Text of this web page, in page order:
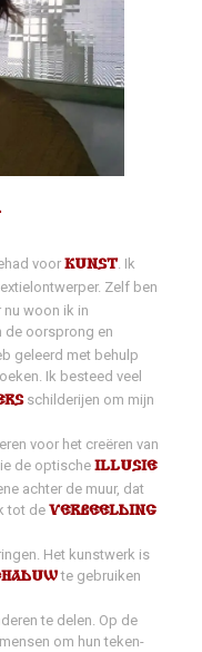
voorKUNST. Ik
Zelf ben
woon ik in
de oorsprong en
geleerd met behulp
Ik besteed veel
schilderijen om mijn
voor het creëren van
de optischeILLUSIE
achter de muur, dat
tot deVERBEELDING
Het kunstwerk is
te gebruiken
te delen. Op de
om hun teken-